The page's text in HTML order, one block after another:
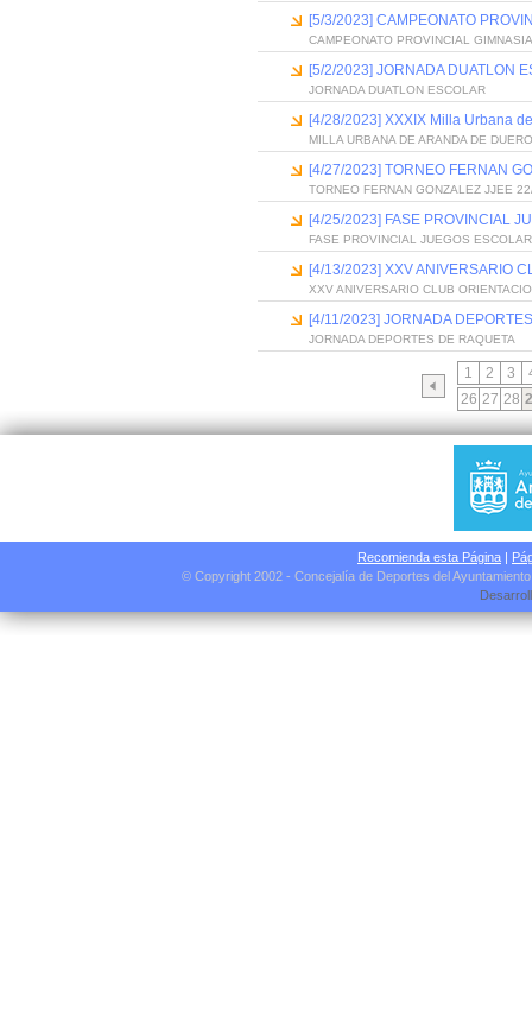
[5/3/2023] CAMPEONATO
CAMPEONATO PROVINCIAL
[5/2/2023] JORNADA DUATLON
JORNADA DUATLON ESCOLAR
[4/28/2023] XXXIX Milla Urbana
MILLA URBANA DE ARANDA DE
[4/27/2023] TORNEO FERNAN
TORNEO FERNAN GONZALEZ JJEE
[4/25/2023] FASE PROVINCIAL
FASE PROVINCIAL JUEGOS
[4/13/2023] XXV ANIVERSARIO
XXV ANIVERSARIO CLUB
[4/11/2023] JORNADA
JORNADA DEPORTES DE RAQUETA
1 2 3
26 27 28
Recomienda esta Página |
© Copyright 2002 - Concejalía de Deportes del